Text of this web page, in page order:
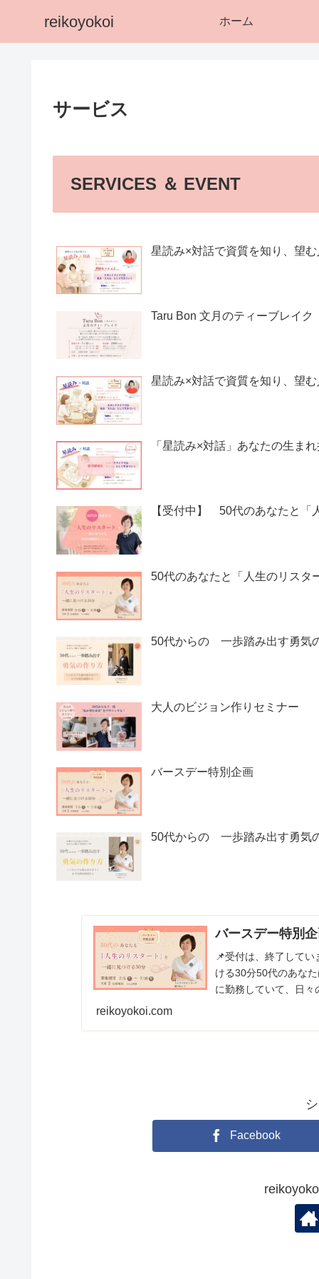
reikoyokoi ホーム
サービス
SERVICES ＆ EVENT
星読み×対話で資質を知り、望
Taru Bon 文月のティーブレイク
星読み×対話で資質を知り、望
「星読み×対話」あなたの生ま
【受付中】 50代のあなたと「
50代のあなたと「人生のリスタ
50代からの 一歩踏み出す勇気
大人のビジョン作りセミナー
バースデー特別企画
50代からの 一歩踏み出す勇気
バースデー特別
📌受付は、終了してい
ける30分50代のあな
に勤務していて、日
reikoyokoi.com
Facebook